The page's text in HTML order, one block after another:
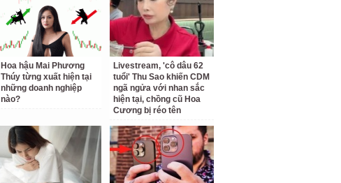
Hoa hậu Mai Phương
Thúy từng xuất hiện tại
những doanh nghiệp
nào?
Livestream, 'cô dâu 62
tuổi' Thu Sao khiến CDM
ngã ngửa với nhan sắc
hiện tại, chồng cũ Hoa
Cương bị réo tên